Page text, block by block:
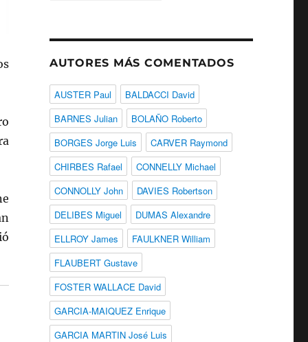
AUTORES MÁS COMENTADOS
AUSTER Paul
BALDACCI David
BARNES Julian
BOLAÑO Roberto
BORGES Jorge Luis
CARVER Raymond
CHIRBES Rafael
CONNELLY Michael
CONNOLLY John
DAVIES Robertson
DELIBES Miguel
DUMAS Alexandre
ELLROY James
FAULKNER William
FLAUBERT Gustave
FOSTER WALLACE David
GARCIA-MAIQUEZ Enrique
GARCIA MARTIN José Luis